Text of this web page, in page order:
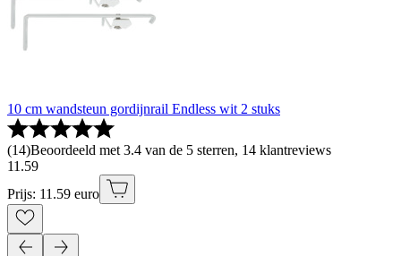
10 cm wandsteun gordijnrail Endless wit 2 stuks
(14)Beoordeeld met 3.4 van de 5 sterren, 14 klantreviews
11.59
Prijs: 11.59 euro